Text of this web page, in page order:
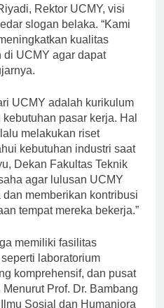
Rektor UCMY, visi
slogan belaka. “Kami
kualitas
UCMY agar dapat
UCMY adalah kurikulum
pasar kerja. Hal
melakukan riset
kebutuhan industri saat
Dekan Fakultas Teknik
agar lulusan UCMY
memberikan kontribusi
memiliki fasilitas
laboratorium
komprehensif, dan pusat
Prof. Dr. Bambang